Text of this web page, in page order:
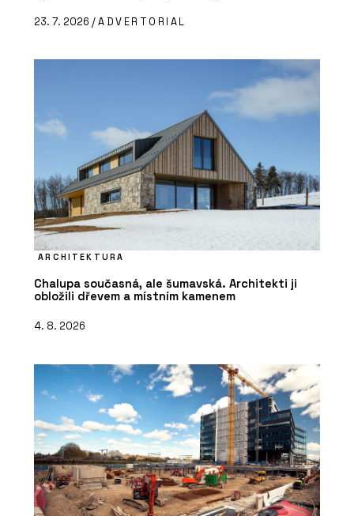
23. 7. 2026 /ADVERTORIAL
ARCHITEKTURA
Chalupa současná, ale šumavská. Architekti ji
obložili dřevem a místním kamenem
4. 8. 2026